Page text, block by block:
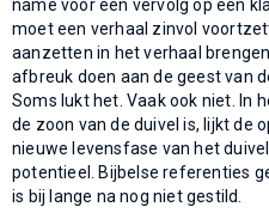
name voor een vervolg op een
moet een verhaal zinvol
aanzetten in het verhaal
afbreuk doen aan de geest van
Soms lukt het. Vaak ook niet. In
de zoon van de duivel is, lijkt de
nieuwe levensfase van het
potentieel. Bijbelse referenties
is bij lange na nog niet gestild.